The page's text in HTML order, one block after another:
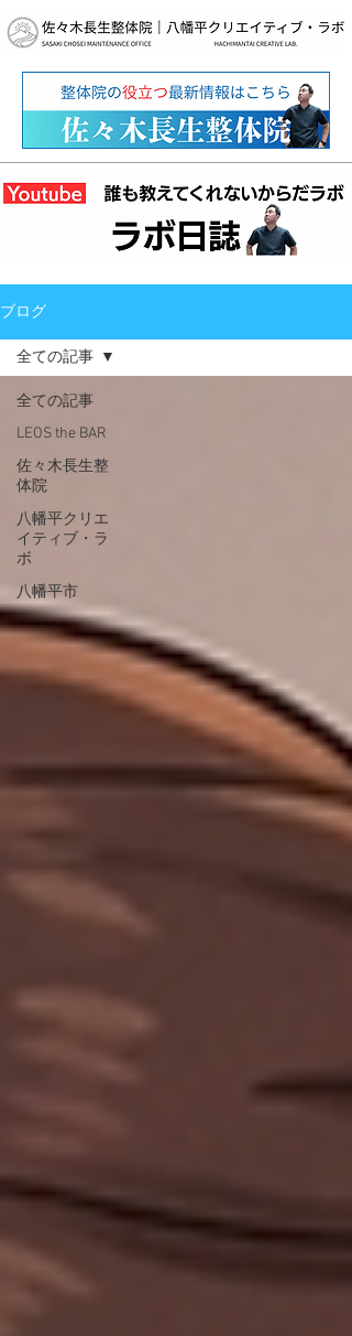
ブログ
全ての記事
LEOS the BAR
佐々木長生整
体院
八幡平クリエ
イティブ・ラ
ボ
八幡平市
全ての記事